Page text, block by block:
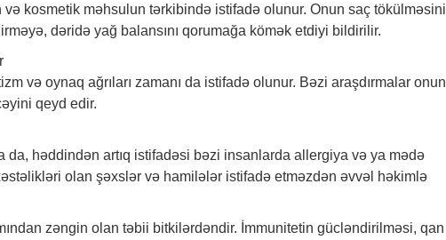
və kosmetik məhsulun tərkibində istifadə olunur. Onun saç tökülməsini
dəridə yağ balansını qorumağa kömək etdiyi bildirilir.
və oynaq ağrıları zamanı da istifadə olunur. Bəzi araşdırmalar onun
qeyd edir.
da, həddindən artıq istifadəsi bəzi insanlarda allergiya və ya mədə
olan şəxslər və hamilələr istifadə etməzdən əvvəl həkimlə
zəngin olan təbii bitkilərdəndir. İmmunitetin gücləndirilməsi, qan